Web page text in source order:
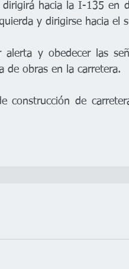
hacia la I-135 en
y dirigirse hacia el
y obedecer las
de obras en la carretera.